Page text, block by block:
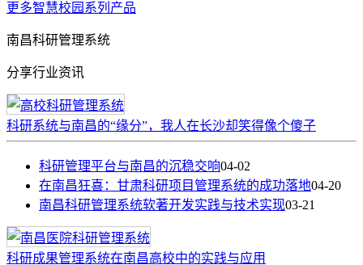
更多智慧校园系列产品
南昌科研管理系统
分享行业资讯
科研系统与南昌的“缘分”，我人在长沙却笑得像个傻子
科研管理平台与南昌的沉稳交响04-02
在南昌狂喜：甘肃科研项目管理系统的成功落地04-20
南昌科研管理系统软著开发实践与技术实现03-21
科研成果管理系统在南昌高校中的实践与应用